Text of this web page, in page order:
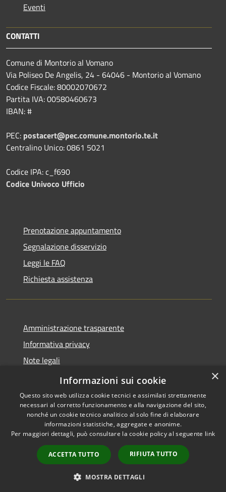
Eventi
CONTATTI
Comune di Montorio al Vomano
Via Poliseo De Angelis, 24 - 64046 - Montorio al Vomano
Codice Fiscale: 80002070672
Partita IVA: 00580460673
IBAN: #
PEC: postacert@pec.comune.montorio.te.it
Centralino Unico: 0861 5021
Codice IPA: c_f690
Codice Univoco Ufficio
Prenotazione appuntamento
Segnalazione disservizio
Leggi le FAQ
Richiesta assistenza
Amministrazione trasparente
Informativa privacy
Note legali
Dichiarazione di accessibilità
Accessibilità
Copyright © 2026 • Comune di
Montorio al Vomano • Powered
byMunicipium
Accesso
redazione
×
Informazioni sui cookie
Questo sito web utilizza cookie tecnici e assimilati strettamente
necessari al corretto funzionamento e alla navigazione del sito,
nonché un cookie tecnico analitico al solo fine di elaborare
informazioni statistiche, aggregate e anonime.
Per maggiori dettagli, può consultare la cookie policy al seguente link
ACCETTA TUTTO RIFIUTA TUTTO
MOSTRA DETTAGLI